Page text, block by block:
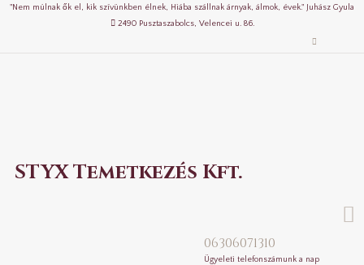
"Nem múlnak ők el, kik szívünkben élnek, Hiába szállnak árnyak, álmok, évek." Juhász Gyula
2490 Pusztaszabolcs, Velencei u. 86.
STYX Temetkezés Kft.
06306071310
Ügyeleti telefonszámunk a nap